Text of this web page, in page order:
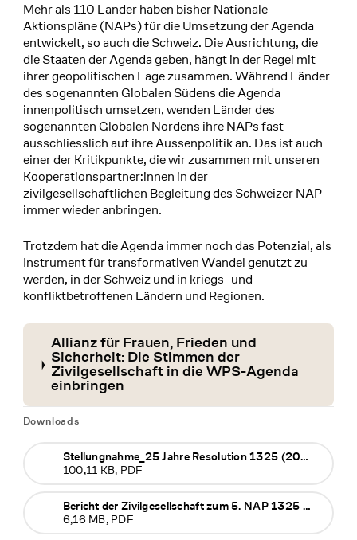
Mehr als 110 Länder haben bisher Nationale
Aktionspläne (NAPs) für die Umsetzung der Agenda
entwickelt, so auch die Schweiz. Die Ausrichtung, die
die Staaten der Agenda geben, hängt in der Regel mit
ihrer geopolitischen Lage zusammen. Während Länder
des sogenannten Globalen Südens die Agenda
innenpolitisch umsetzen, wenden Länder des
sogenannten Globalen Nordens ihre NAPs fast
ausschliesslich auf ihre Aussenpolitik an. Das ist auch
einer der Kritikpunkte, die wir zusammen mit unseren
Kooperationspartner:innen in der
zivilgesellschaftlichen Begleitung des Schweizer NAP
immer wieder anbringen.
Trotzdem hat die Agenda immer noch das Potenzial, als
Instrument für transformativen Wandel genutzt zu
werden, in der Schweiz und in kriegs- und
konfliktbetroffenen Ländern und Regionen.
Allianz für Frauen, Frieden und
Sicherheit: Die Stimmen der
Zivilgesellschaft in die WPS-Agenda
einbringen
Downloads
Stellungnahme_25 Jahre Resolution 1325 (2025)
100,11 KB, PDF
Bericht der Zivilgesellschaft zum 5. NAP 1325 (2024)
6,16 MB, PDF